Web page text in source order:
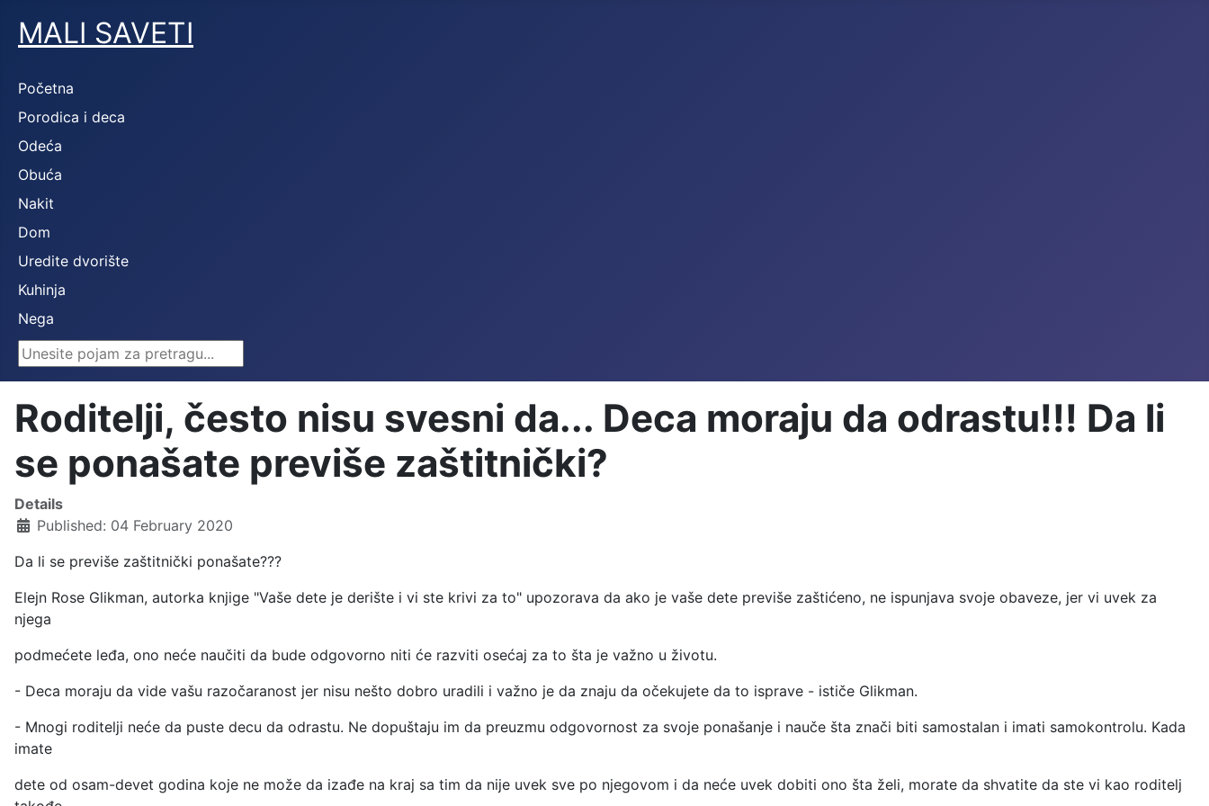
MALI SAVETI
Početna
Porodica i deca
Odeća
Obuća
Nakit
Dom
Uredite dvorište
Kuhinja
Nega
Search ...
Roditelji, često nisu svesni da... Deca moraju da odrastu!!! Da li
se ponašate previše zaštitnički?
Details
Published: 04 February 2020
Da li se previše zaštitnički ponašate???
Elejn Rose Glikman, autorka knjige "Vaše dete je derište i vi ste krivi za to" upozorava da ako je vaše dete previše zaštićeno, ne ispunjava svoje obaveze, jer vi uvek za
njega
podmećete leđa, ono neće naučiti da bude odgovorno niti će razviti osećaj za to šta je važno u životu.
- Deca moraju da vide vašu razočaranost jer nisu nešto dobro uradili i važno je da znaju da očekujete da to isprave - ističe Glikman.
- Mnogi roditelji neće da puste decu da odrastu. Ne dopuštaju im da preuzmu odgovornost za svoje ponašanje i nauče šta znači biti samostalan i imati samokontrolu. Kada
imate
dete od osam-devet godina koje ne može da izađe na kraj sa tim da nije uvek sve po njegovom i da neće uvek dobiti ono šta želi, morate da shvatite da ste vi kao roditelj